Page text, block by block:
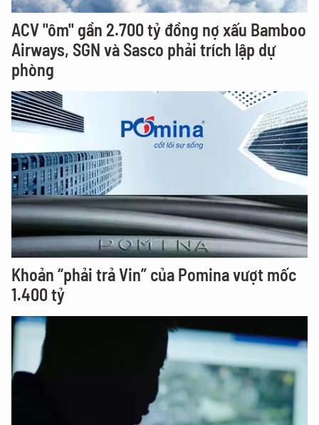
ACV "ôm" gần 2.700 tỷ đồng nợ xấu Bamboo
Airways, SGN và Sasco phải trích lập dự
phòng
Khoản “phải trả Vin” của Pomina vượt mốc
1.400 tỷ